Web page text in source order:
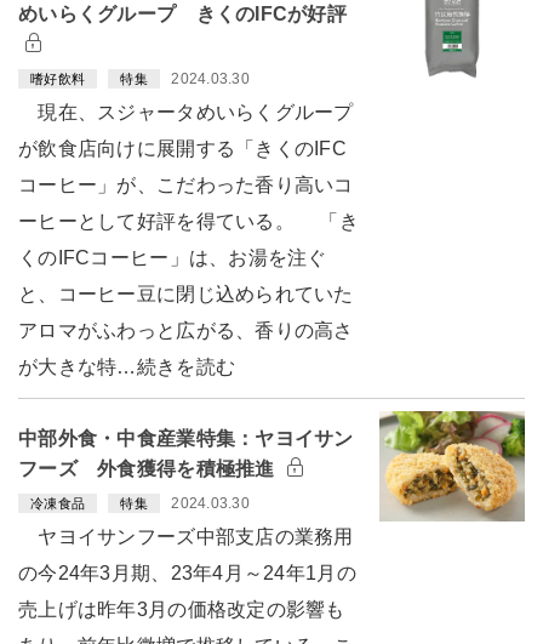
めいらくグループ きくのIFCが好評
嗜好飲料 特集 2024.03.30
現在、スジャータめいらくグループ
が飲食店向けに展開する「きくのIFC
コーヒー」が、こだわった香り高いコ
ーヒーとして好評を得ている。 「き
くのIFCコーヒー」は、お湯を注ぐ
と、コーヒー豆に閉じ込められていた
アロマがふわっと広がる、香りの高さ
が大きな特…続きを読む
中部外食・中食産業特集：ヤヨイサン
フーズ 外食獲得を積極推進
冷凍食品 特集 2024.03.30
ヤヨイサンフーズ中部支店の業務用
の今24年3月期、23年4月～24年1月の
売上げは昨年3月の価格改定の影響も